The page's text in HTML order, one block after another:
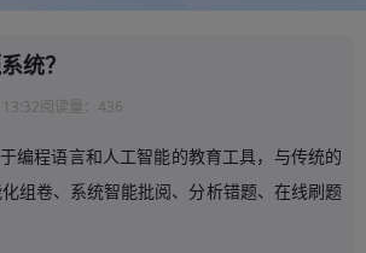
统？
阅读量： 436
编程语言和人工智能的教育工具，与传统的
组卷、系统智能批阅、分析错题、在线刷题